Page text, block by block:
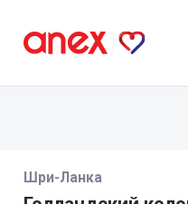
Шри-Ланка